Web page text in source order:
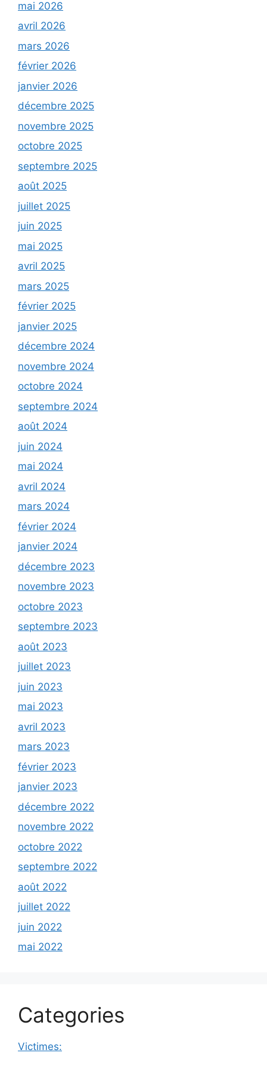
mai 2026
avril 2026
mars 2026
février 2026
janvier 2026
décembre 2025
novembre 2025
octobre 2025
septembre 2025
août 2025
juillet 2025
juin 2025
mai 2025
avril 2025
mars 2025
février 2025
janvier 2025
décembre 2024
novembre 2024
octobre 2024
septembre 2024
août 2024
juin 2024
mai 2024
avril 2024
mars 2024
février 2024
janvier 2024
décembre 2023
novembre 2023
octobre 2023
septembre 2023
août 2023
juillet 2023
juin 2023
mai 2023
avril 2023
mars 2023
février 2023
janvier 2023
décembre 2022
novembre 2022
octobre 2022
septembre 2022
août 2022
juillet 2022
juin 2022
mai 2022
Categories
Victimes: